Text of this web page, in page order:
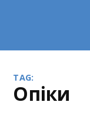
TAG:
опіки